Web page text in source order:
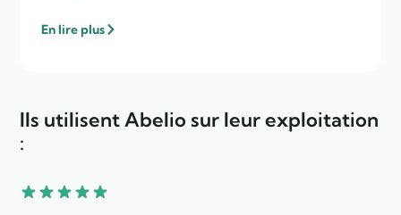
En lire plus
Ils utilisent Abelio sur leur exploitation
: